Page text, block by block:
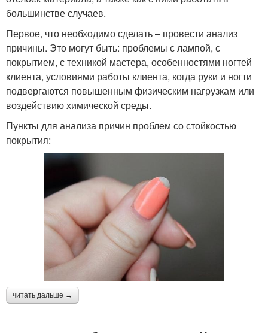
большинстве случаев.
Первое, что необходимо сделать – провести анализ
причины. Это могут быть: проблемы с лампой, с
покрытием, с техникой мастера, особенностями ногтей
клиента, условиями работы клиента, когда руки и ногти
подвергаются повышенным физическим нагрузкам или
воздействию химической среды.
Пункты для анализа причин проблем со стойкостью
покрытия:
читать дальше →